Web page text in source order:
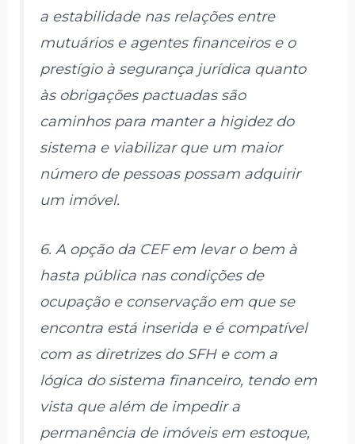
a estabilidade nas relações entre
mutuários e agentes financeiros e o
prestígio à segurança jurídica quanto
às obrigações pactuadas são
caminhos para manter a higidez do
sistema e viabilizar que um maior
número de pessoas possam adquirir
um imóvel.
6. A opção da CEF em levar o bem à
hasta pública nas condições de
ocupação e conservação em que se
encontra está inserida e é compatível
com as diretrizes do SFH e com a
lógica do sistema financeiro, tendo em
vista que além de impedir a
permanência de imóveis em estoque,